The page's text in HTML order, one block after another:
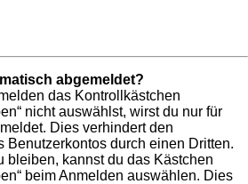
abgemeldet?
das Kontrollkästchen
nicht auswählst, wirst du nur für
Dies verhindert den
Benutzerkontos durch einen Dritten.
bleiben, kannst du das Kästchen
beim Anmelden auswählen. Dies